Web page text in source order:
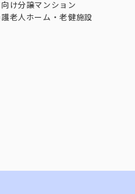
け分譲マンション
老人ホーム・老健施設